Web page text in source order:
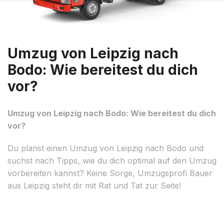
Umzug von Leipzig nach
Bodo: Wie bereitest du dich
vor?
Umzug von Leipzig nach Bodo: Wie bereitest du dich
vor?
Du planst einen Umzug von Leipzig nach Bodo und
suchst nach Tipps, wie du dich optimal auf den Umzug
vorbereiten kannst? Keine Sorge, Umzugsprofi Bauer
aus Leipzig steht dir mit Rat und Tat zur Seite!